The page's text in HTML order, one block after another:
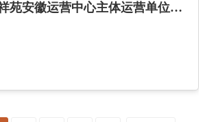
新会员风采 | 华祥苑安徽运营中心主体运营单位：安徽茶荟高登顾商贸有限公司